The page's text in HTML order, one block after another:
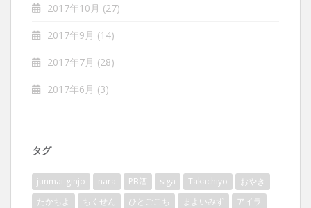
2017年10月 (27)
2017年9月 (14)
2017年7月 (28)
2017年6月 (3)
タグ
junmai-ginjo nara PB酒 siga Takachiyo
おやき
たかちよ
ちくせん ひとごこち まよいみず
アイラ